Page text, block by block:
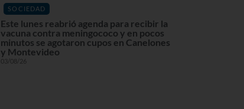
SOCIEDAD
Este lunes reabrió agenda para recibir la
vacuna contra meningococo y en pocos
minutos se agotaron cupos en Canelones
y Montevideo
03/08/26